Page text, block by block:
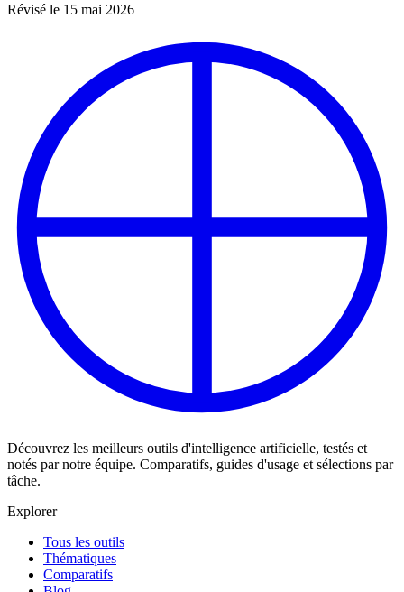
Révisé le 15 mai 2026
Découvrez les meilleurs outils d'intelligence artificielle, testés et
notés par notre équipe. Comparatifs, guides d'usage et sélections par
tâche.
Explorer
Tous les outils
Thématiques
Comparatifs